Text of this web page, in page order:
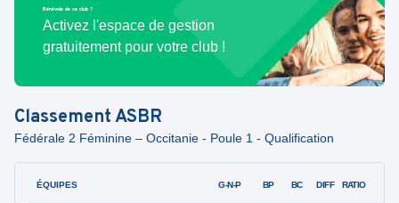
Bénévole de ce club ?
Activez l'espace de gestion
gratuitement pour votre club !
ClassementASBR
Fédérale 2 Féminine – Occitanie - Poule 1 - Qualification
ÉQUIPES G-N-P BP BC DIFF RATIO